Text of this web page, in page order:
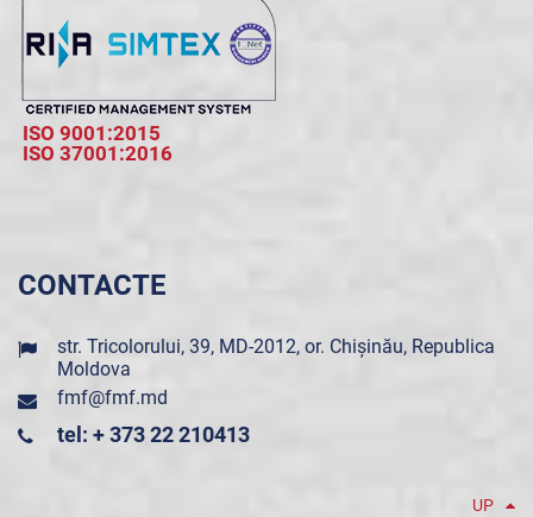
ISO 9001:2015
ISO 37001:2016
CONTACTE
str. Tricolorului, 39, MD-2012, or. Chișinău, Republica
Moldova
fmf@fmf.md
tel: + 373 22 210413
UP